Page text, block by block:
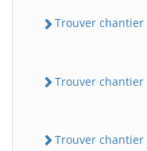
Trouver chantier
Trouver chantier
Trouver chantier